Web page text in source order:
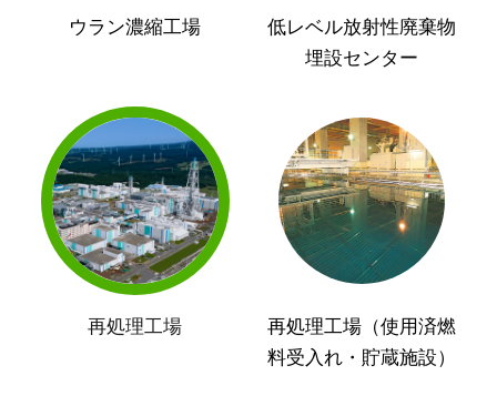
ウラン濃縮工場
低レベル放射性廃棄物
埋設センター
再処理工場
再処理工場（使用済燃
料受入れ・貯蔵施設）